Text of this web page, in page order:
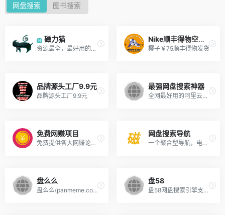
网盘搜索 图书搜索
N 磁力猫
资源最全，最好用的磁力搜索引擎
Nike顺丰得物空军￥65
椰子￥75顺丰得物发货
品牌源头工厂9.9元
品牌源头工厂9.9元
最强网盘搜索神器
全网最好用的阿里云盘资源搜索引擎
免费网赚项目
免费提供各大网赚论坛VIP网赚...
网盘搜索导航
一个聚合型导航，电影，资源...
盘么么
盘么么(panmeme.com)是专业的网盘搜索引擎，上亿级的网盘资源下载，最实用的百度云搜索引擎，名副其实的超级网盘搜索神器!，实时收录百度云、百度网盘等资源，每天更新各类高清电影、视频、种子、小说等网盘资源，百度网盘搜索及百度云资源搜索就来盘么么！
盘58
盘58网盘搜索引擎支持百度网盘搜索、新浪微盘搜索、城通网盘搜索等云搜索服务，实时收录最新各类网盘资源，为您提供专业的网盘搜索服务。